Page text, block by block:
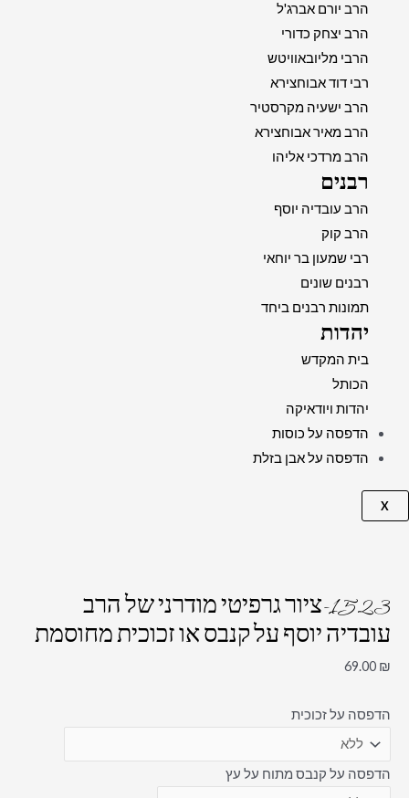
הרב יורם אברג'ל
הרב יצחק כדורי
הרבי מליובאוויטש
רבי דוד אבוחצירא
הרב ישעיה מקרסטיר
הרב מאיר אבוחצירא
הרב מרדכי אליהו
רבנים
הרב עובדיה יוסף
הרב קוק
רבי שמעון בר יוחאי
רבנים שונים
תמונות רבנים ביחד
יהדות
בית המקדש
הכותל
יהדות ויודאיקה
הדפסה על כוסות
הדפסה על אבן בזלת
X
1523-ציור גרפיטי מודרני של הרב
עובדיה יוסף על קנבס או זכוכית מחוסמת
69.00 ₪
הדפסה על זכוכית
הדפסה על קנבס מתוח על עץ